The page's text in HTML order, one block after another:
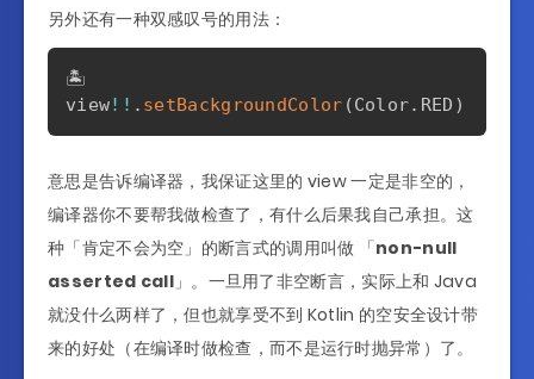
另外还有一种双感叹号的用法：
🏝️
view!! . setBackgroundColor (Color. RED )
意思是告诉编译器，我保证这里的 view 一定是非空的，
编译器你不要帮我做检查了，有什么后果我自己承担。这
种「肯定不会为空」的断言式的调用叫做 「non-null
asserted call」。一旦用了非空断言，实际上和 Java
就没什么两样了，但也就享受不到 Kotlin 的空安全设计带
来的好处（在编译时做检查，而不是运行时抛异常）了。